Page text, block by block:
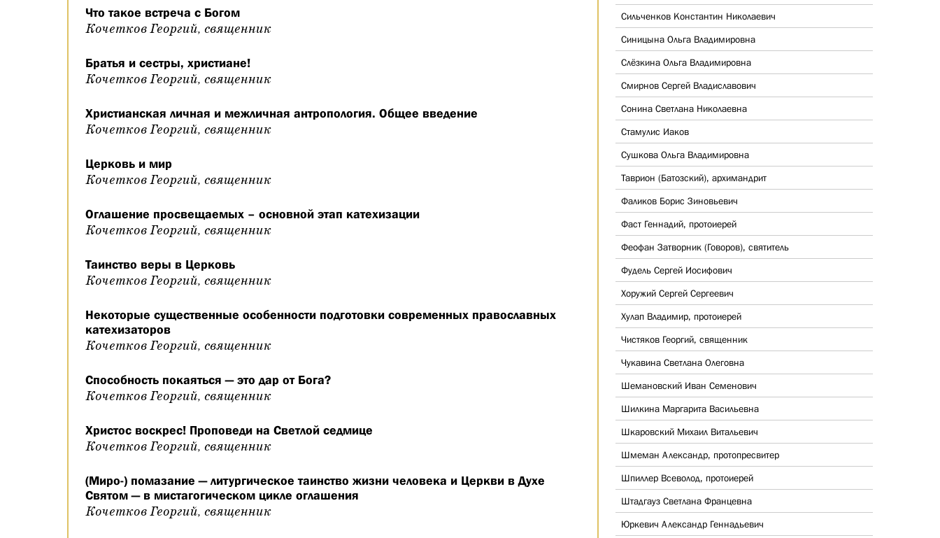
Что такое встреча с Богом
Кочетков Георгий, священник
Братья и сестры, христиане!
Кочетков Георгий, священник
Христианская личная и межличная антропология. Общее введение
Кочетков Георгий, священник
Церковь и мир
Кочетков Георгий, священник
Оглашение просвещаемых – основной этап катехизации
Кочетков Георгий, священник
Таинство веры в Церковь
Кочетков Георгий, священник
Некоторые существенные особенности подготовки современных православных
катехизаторов
Кочетков Георгий, священник
Способность покаяться — это дар от Бога?
Кочетков Георгий, священник
Христос воскрес! Проповеди на Светлой седмице
Кочетков Георгий, священник
(Миро-) помазание — литургическое таинство жизни человека и Церкви в Духе
Святом — в мистагогическом цикле оглашения
Кочетков Георгий, священник
Сильченков Константин Николаевич
Синицына Ольга Владимировна
Слёзкина Ольга Владимировна
Смирнов Сергей Владиславович
Сонина Светлана Николаевна
Стамулис Иаков
Сушкова Ольга Владимировна
Таврион (Батозский), архимандрит
Фаликов Борис Зиновьевич
Фаст Геннадий, протоиерей
Феофан Затворник (Говоров), святитель
Фудель Сергей Иосифович
Хоружий Сергей Сергеевич
Хулап Владимир, протоиерей
Чистяков Георгий, священник
Чукавина Светлана Олеговна
Шемановский Иван Семенович
Шилкина Маргарита Васильевна
Шкаровский Михаил Витальевич
Шмеман Александр, протопресвитер
Шпиллер Всеволод, протоиерей
Штадгауз Светлана Францевна
Юркевич Александр Геннадьевич